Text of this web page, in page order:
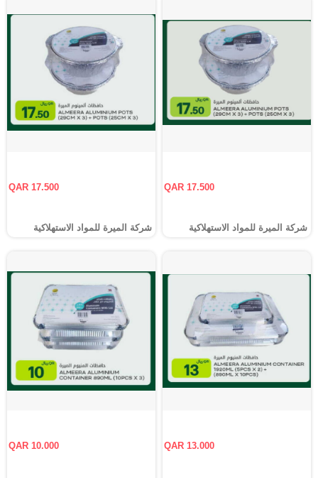
QAR 17.500
شركة الميرة للمواد الاستهلاكية
QAR 17.500
شركة الميرة للمواد الاستهلاكية
QAR 13.000
QAR 10.000